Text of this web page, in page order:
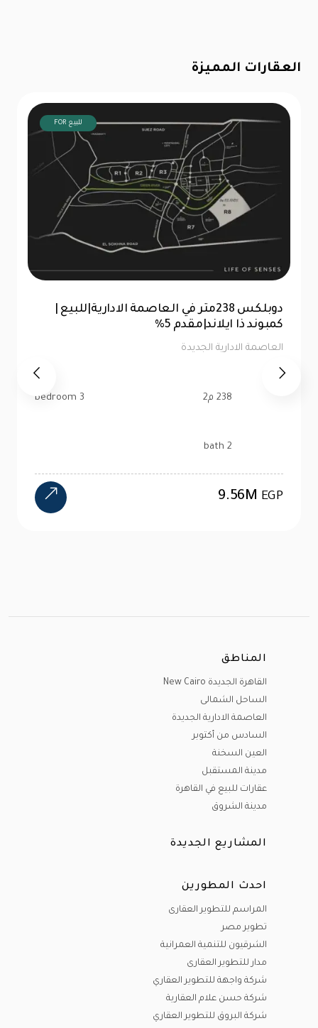
العقارات المميزة
FOR للبيع
للبيع |شقة 99 متر|كمبوند ذا ايلاند العاصمة
الإدارية |تقسيط 10سنين
العاصمة الادارية الجديدة
99 م2 2 bedroom
1 bath
4.47M EGP
المناطق
القاهرة الجديدة New Cairo
الساحل الشمالى
العاصمة الادارية الجديدة
السادس من أكتوبر
العين السخنة
مدينة المستقبل
عقارات للبيع في القاهرة
مدينة الشروق
المشاريع الجديدة
احدث المطورين
المراسم للتطوير العقارى
تطوير مصر
الشرقيون للتنمية العمرانية
مدار للتطوير العقارى
شركة واجهة للتطوير العقاري
شركة حسن علام العقارية
شركة البروق للتطوير العقاري